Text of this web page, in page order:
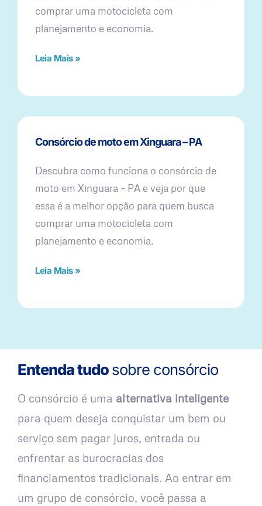
comprar uma motocicleta com
planejamento e economia.
Leia Mais »
Consórcio de moto em Xinguara – PA
Descubra como funciona o consórcio de
moto em Xinguara – PA e veja por que
essa é a melhor opção para quem busca
comprar uma motocicleta com
planejamento e economia.
Leia Mais »
Entenda tudosobre consórcio
O consórcio é uma alternativa inteligente
para quem deseja conquistar um bem ou
serviço sem pagar juros, entrada ou
enfrentar as burocracias dos
financiamentos tradicionais. Ao entrar em
um grupo de consórcio, você passa a